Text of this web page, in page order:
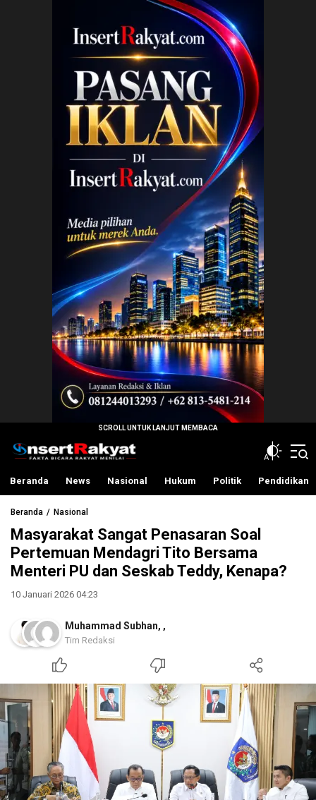
InsertRakyat.com
Fakta Bicara Rakyat Menilai
Beranda News Nasional Hukum Politik Pendidikan
Beranda Nasional
Masyarakat Sangat Penasaran Soal
Pertemuan Mendagri Tito Bersama
Menteri PU dan Seskab Teddy, Kenapa?
10 Januari 2026 04:23
Muhammad Subhan, ,
Tim Redaksi